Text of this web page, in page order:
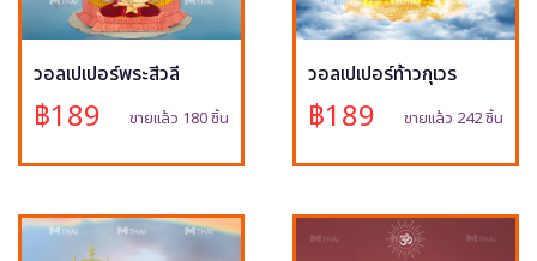
วอลเปเปอร์พระสีวลี
฿189 ขายแล้ว 180 ชิ้น
วอลเปเปอร์ท้าวกุเวร
฿189 ขายแล้ว 242 ชิ้น